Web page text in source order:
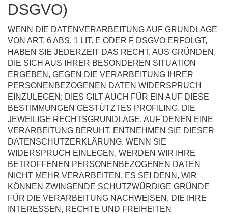
DSGVO)
WENN DIE DATENVERARBEITUNG AUF GRUNDLAGE
VON ART. 6 ABS. 1 LIT. E ODER F DSGVO ERFOLGT,
HABEN SIE JEDERZEIT DAS RECHT, AUS GRÜNDEN,
DIE SICH AUS IHRER BESONDEREN SITUATION
ERGEBEN, GEGEN DIE VERARBEITUNG IHRER
PERSONENBEZOGENEN DATEN WIDERSPRUCH
EINZULEGEN; DIES GILT AUCH FÜR EIN AUF DIESE
BESTIMMUNGEN GESTÜTZTES PROFILING. DIE
JEWEILIGE RECHTSGRUNDLAGE, AUF DENEN EINE
VERARBEITUNG BERUHT, ENTNEHMEN SIE DIESER
DATENSCHUTZERKLÄRUNG. WENN SIE
WIDERSPRUCH EINLEGEN, WERDEN WIR IHRE
BETROFFENEN PERSONENBEZOGENEN DATEN
NICHT MEHR VERARBEITEN, ES SEI DENN, WIR
KÖNNEN ZWINGENDE SCHUTZWÜRDIGE GRÜNDE
FÜR DIE VERARBEITUNG NACHWEISEN, DIE IHRE
INTERESSEN, RECHTE UND FREIHEITEN